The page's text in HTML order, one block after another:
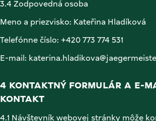
3.4 Zodpovedná osoba
Meno a priezvisko: Kateřina Hladíková
Telefónne číslo: +420 773 774 531
E-mail:
4 KONTAKTNÝ FORMULÁR A E-
KONTAKT
4.1 Návštevník webovej stránky môže